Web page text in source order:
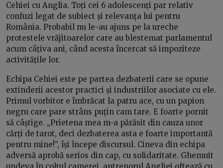
Cehiei cu Anglia. Toți cei 6 adolescenți par relativ
confuzi legat de subiect și relevanța lui pentru
România. Probabil nu le-au ajuns pe la ureche
protestele vrăjitoarelor care au blestemat parlamentul
acum câțiva ani, când acesta încercat să impoziteze
activitățile lor.
Echipa Cehiei este pe partea dezbaterii care se opune
extinderii acestor practici și industriilor asociate cu ele.
Primul vorbitor e îmbrăcat la patru ace, cu un papion
negru care pare strâns puțin cam tare. E foarte pornit
să câștige. „Prietena mea m-a părăsit din cauza unor
cărți de tarot, deci dezbaterea asta e foarte importantă
pentru mine!”, își începe discursul. Cineva din echipa
adversă aprobă serios din cap, cu solidaritate. Ghemuit